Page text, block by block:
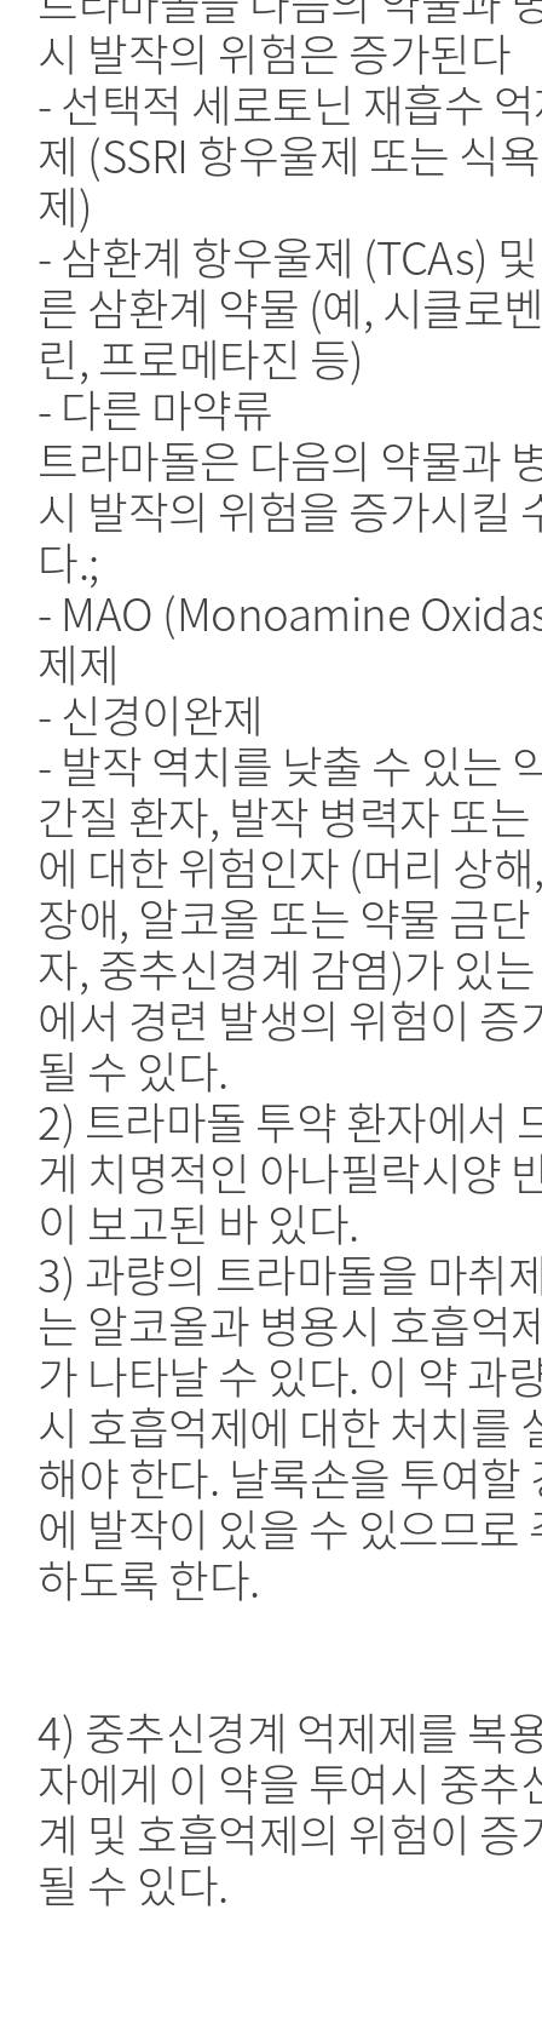
시 발작의 위험은 증가된다
- 선택적 세로토닌 재흡수
제 (SSRI 항우울제 또는 식
제)
- 삼환계 항우울제 (TCAs)
른 삼환계 약물 (예, 시클로
린, 프로메타진 등)
- 다른 마약류
트라마돌은 다음의 약물과
시 발작의 위험을 증가시킬
다.;
- MAO (Monoamine
제제
- 신경이완제
- 발작 역치를 낮출 수 있는
간질 환자, 발작 병력자 또
에 대한 위험인자 (머리 상
장애, 알코올 또는 약물 금
자, 중추신경계 감염)가 있
에서 경련 발생의 위험이 증
될 수 있다.
2) 트라마돌 투약 환자에서
게 치명적인 아나필락시양
이 보고된 바 있다.
3) 과량의 트라마돌을 마취
는 알코올과 병용시 호흡억
가 나타날 수 있다. 이 약 과
시 호흡억제에 대한 처치를
해야 한다. 날록손을 투여할
에 발작이 있을 수 있으므로
하도록 한다.
4) 중추신경계 억제제를 복
자에게 이 약을 투여시 중추
계 및 호흡억제의 위험이 증
될 수 있다.